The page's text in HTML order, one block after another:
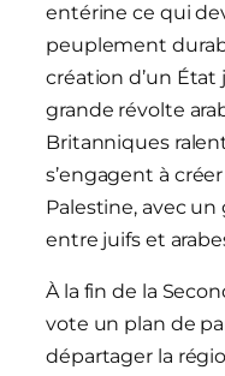
entérine ce qui
peuplement
création d’un État
grande révolte
Britanniques
s’engagent à
Palestine, avec
entre juifs et
À la fin de la
vote un plan de
départager la